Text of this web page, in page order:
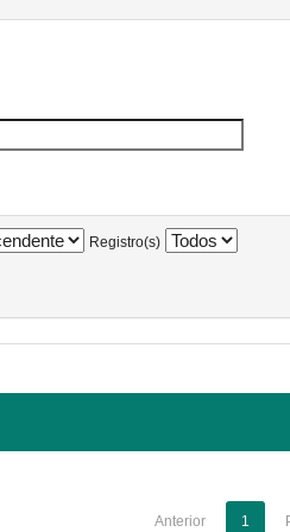
Registro(s)
Anterior 1